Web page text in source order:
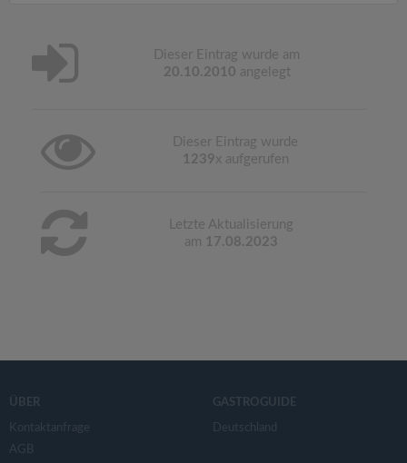
Dieser Eintrag wurde am
20.10.2010 angelegt
Dieser Eintrag wurde
1239x aufgerufen
Letzte Aktualisierung
am 17.08.2023
ÜBER
Kontaktanfrage
AGB
GASTROGUIDE
Deutschland